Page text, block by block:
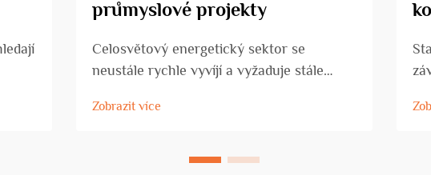
průmyslové projekty
Celosvětový energetický sektor se
neustále rychle vyvíjí a vyžaduje stále
zařízení, aby čelil rostoucím výzvám těžby.
špičkovou technologii, která může
Zobrazit více